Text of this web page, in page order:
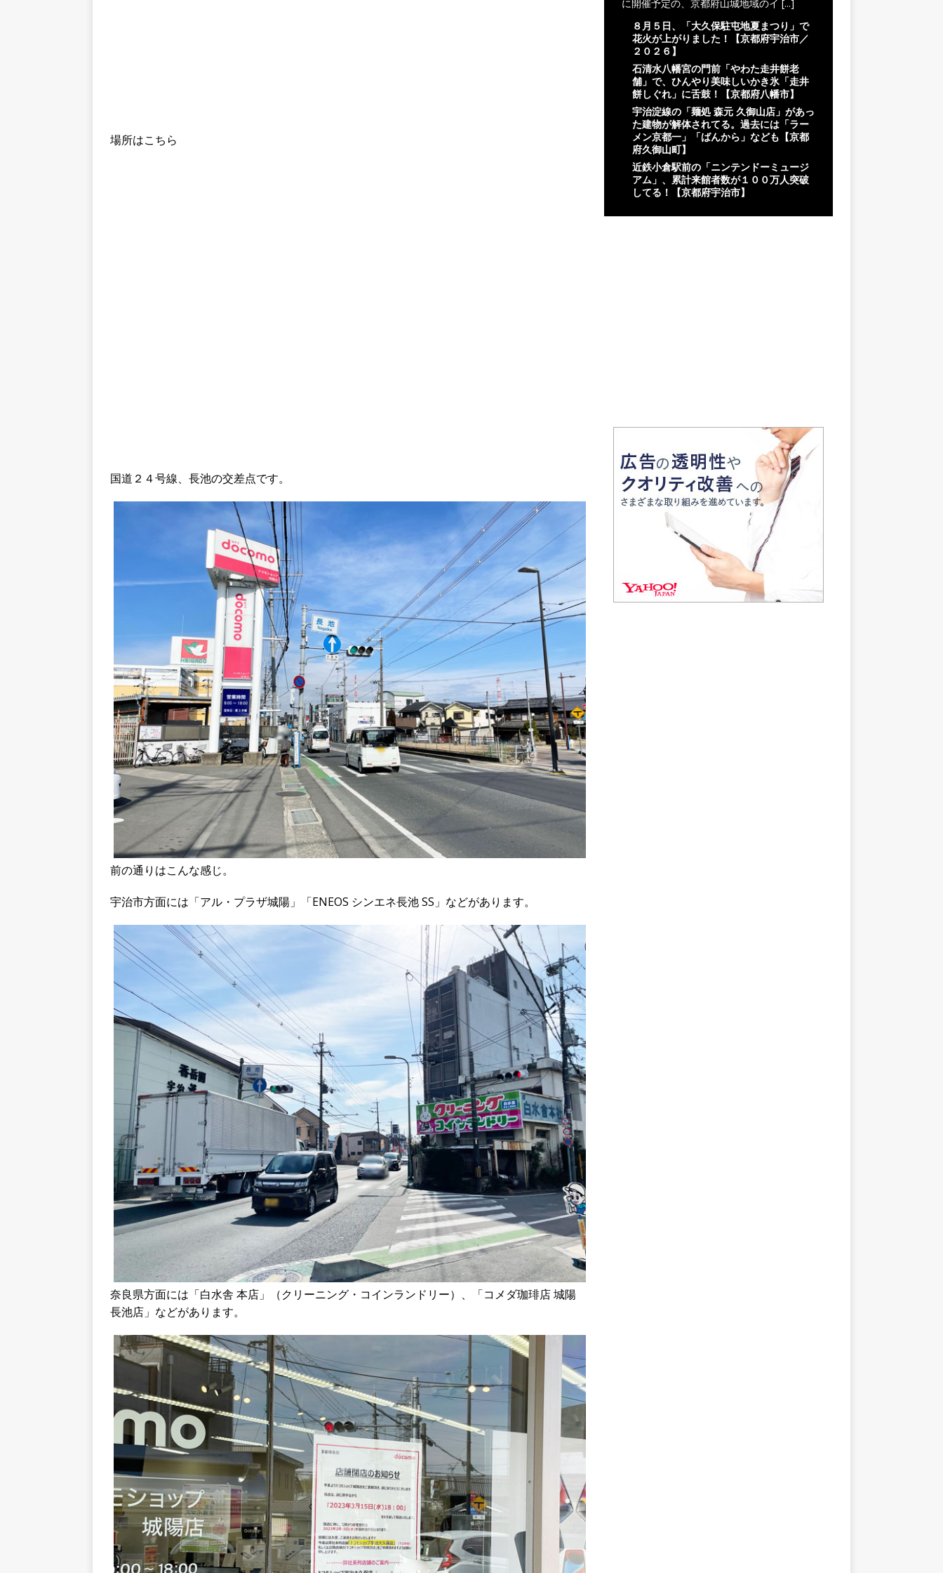
場所はこちら
国道２４号線、長池の交差点です。
前の通りはこんな感じ。
宇治市方面には「アル・プラザ城陽」「ENEOS シンエネ長池 SS」などがあります。
奈良県方面には「白水舎 本店」（クリーニング・コインランドリー）、「コメダ珈琲店 城陽
長池店」などがあります。
に開催予定の、京都府山城地域のイ [...]
８月５日、「大久保駐屯地夏まつり」で
花火が上がりました！【京都府宇治市／
２０２６】
石清水八幡宮の門前「やわた走井餅老
舗」で、ひんやり美味しいかき氷「走井
餅しぐれ」に舌鼓！【京都府八幡市】
宇治淀線の「麺処 森元 久御山店」があっ
た建物が解体されてる。過去には「ラー
メン京都一」「ばんから」なども【京都
府久御山町】
近鉄小倉駅前の「ニンテンドーミュージ
アム」、累計来館者数が１００万人突破
してる！【京都府宇治市】